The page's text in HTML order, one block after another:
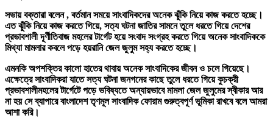
সভায় বক্তারা বলেন , বর্তমান সময়ে সাংবাদিকদের অনেক ঝুঁকি নিয়ে কাজ করতে হচ্ছে।
এত ঝুঁকি নিয়ে কাজ করতে গিয়ে, সত্য ঘটনা জাতির সামনে তুলে ধরতে গিয়ে দেশের
প্রভাবশালী দূর্ণীতিবাজ মহলের টার্গেট হয়ে সংবাদ সংগ্রহ করতে গিয়ে অনেক সাংবাদিককে
মিথ্যা মামলার কবলে পড়ে হয়রানি জেল জুলুম সহ্য করতে হচ্ছে।
এমনকি অপশক্তির কালো হাতের থাবায় অনেক সাংবাদিকের জীবন ও চলে গিয়েছে।
এক্ষেত্রে সাংবাদিকরা যাতে সত্য ঘটনা জনগনের কাছে তুলে ধরতে গিয়ে কুচক্রী
প্রভাবশালীমহলের টার্গেটে পড়ে ভবিষ্যতে অন্যায়ভাবে মামলা জেল জুলুমের স্বীকার আর
না হয় সে ব্যাপারে বাংলাদেশ তৃণমূল সাংবাদিক ফোরাম গুরুত্বপূর্ণ ভূমিকা রাখবে বলে আমরা
আশা করি।